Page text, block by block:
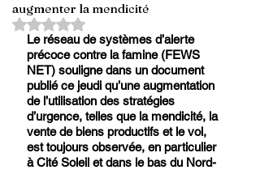
augmenter la mendicité
Noté NaN étoiles sur 5.
Le réseau de systèmes d’alerte
précoce contre la famine (FEWS
NET) souligne dans un document
publié ce jeudi qu’une augmentation
de l’utilisation des stratégies
d’urgence, telles que la mendicité, la
vente de biens productifs et le vol,
est toujours observée, en particulier
à Cité Soleil et dans le bas du Nord-